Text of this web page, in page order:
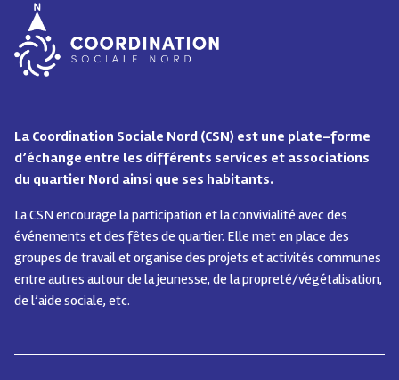
La Coordination Sociale Nord (CSN) est une plate-forme
d’échange entre les différents services et associations
du quartier Nord ainsi que ses habitants.
La CSN encourage la participation et la convivialité avec des
événements et des fêtes de quartier. Elle met en place des
groupes de travail et organise des projets et activités communes
entre autres autour de la jeunesse, de la propreté/végétalisation,
de l’aide sociale, etc.